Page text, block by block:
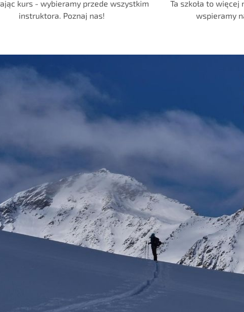
10/10
na wszelkie nurtujące nas
pytania. Jedne z najlepiej
turystyki wysokogorskiej z
kurs - wybieramy przede wszystkim
instruktora. Poznaj nas!
Ta szkoła to więcej
wspieramy